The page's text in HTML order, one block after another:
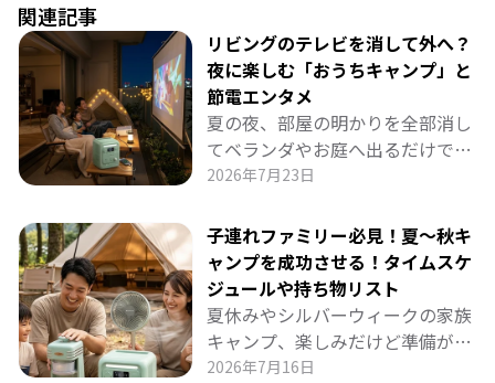
関連記事
リビングのテレビを消して外へ？
夜に楽しむ「おうちキャンプ」と
節電エンタメ
夏の夜、部屋の明かりを全部消し
てベランダやお庭へ出るだけで、
非日常の特別な時間が始まりま
にし、ポータブルプロジェクター
で映画を楽しむ「おうちキャンプ
シアター」は、家族の思い出作り
にも、節電にも最適！ BLUETTI
ポータブル電源があればコードの
心配もなく、扇風機や照明も同時
2026年7月23日
子連れファミリー必見！夏～秋キ
ャンプを成功させる！タイムスケ
ジュールや持ち物リスト
夏休みやシルバーウィークの家族
キャンプ、楽しみだけど準備が大
変… 子供の熱中症や渋滞、暑さで
2026年7月16日